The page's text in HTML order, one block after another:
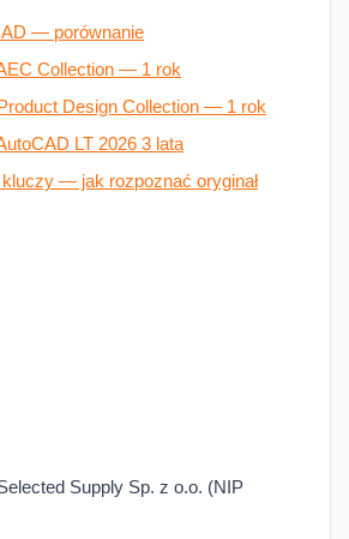
— porównanie
Collection — 1 rok
Design Collection — 1 rok
LT 2026 3 lata
— jak rozpoznać oryginał
Supply Sp. z o.o. (NIP